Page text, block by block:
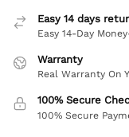
Easy 14 days
Easy 14-Day
Warranty
Real Warranty On
100% Secure
100% Secure